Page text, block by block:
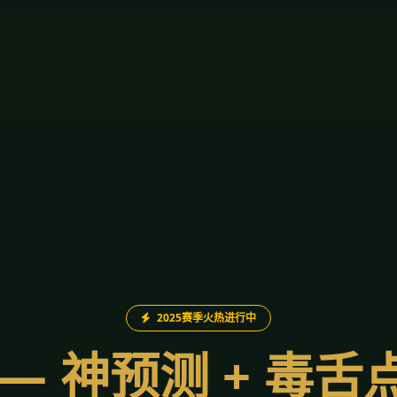
2025赛季火热进行中
神预测 + 毒舌